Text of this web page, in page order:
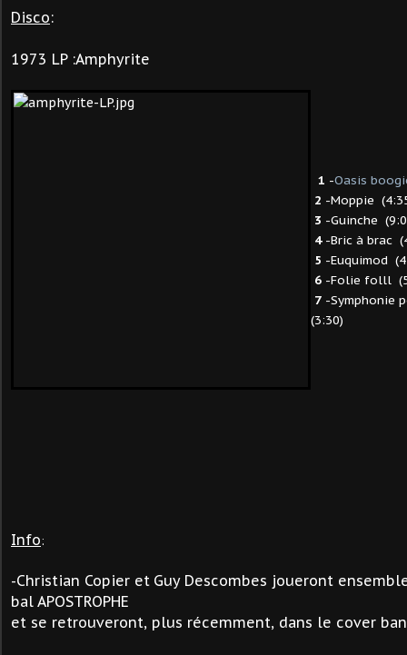
Disco:
1973 LP :Amphyrite
1 -Oasis
2 -Moppie
3 -Guinche
4-Bric à brac
5 -Euquimod
6 -Folie folll
7 -Symphonie
(3:30)
Info:
-Christian Copier et Guy Descombes joueront
bal APOSTROPHE
et se retrouveront, plus récemment, dans le cover